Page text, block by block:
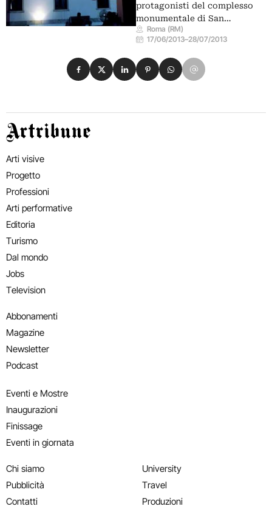
protagonisti del complesso
monumentale di San…
Roma (RM)
17/06/2013–28/07/2013
Condividi su Facebook
Condividi su X
Condividi su LinkedIn
Condividi su Pinterest
Condividi su WhatsApp
Condividi su Email
Artribune
Arti visive
Progetto
Professioni
Arti performative
Editoria
Turismo
Dal mondo
Jobs
Television
Abbonamenti
Magazine
Newsletter
Podcast
Eventi e Mostre
Inaugurazioni
Finissage
Eventi in giornata
Chi siamo
Pubblicità
Contatti
University
Travel
Produzioni